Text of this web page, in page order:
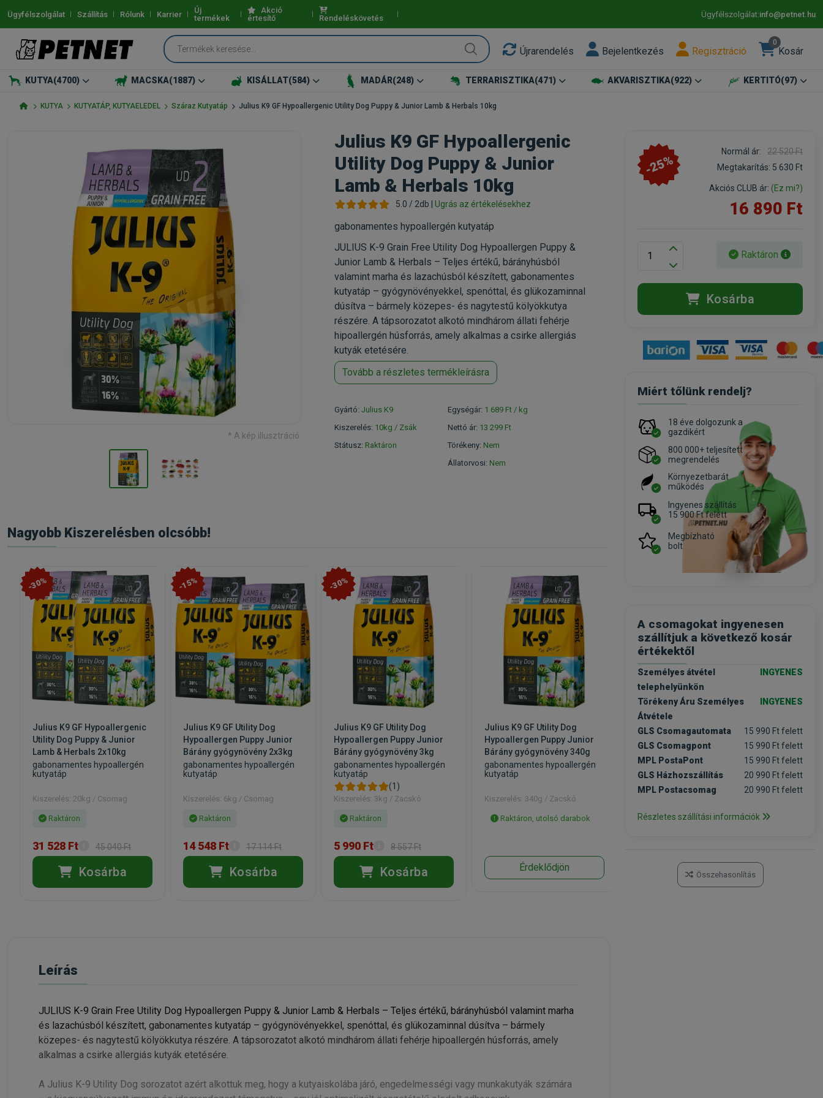
Ügyfélszolgálat Szállítás Rólunk Karrier
Új
termékek
Akció
értesítő
Rendeléskövetés Ügyfélszolgálat:info@petnet.hu
Újrarendelés Bejelentkezés Regisztráció
0
Kosár
KUTYA(4700) MACSKA(1887) KISÁLLAT(584) MADÁR(248) TERRARISZTIKA(471) AKVARISZTIKA(922) KERTITÓ(97)
KUTYA KUTYATÁP, KUTYAELEDEL Száraz Kutyatáp Julius K9 GF Hypoallergenic Utility Dog Puppy & Junior Lamb & Herbals 10kg
* A kép illusztráció.
Julius K9 GF Hypoallergenic
Utility Dog Puppy & Junior
Lamb & Herbals 10kg
5.0 / 2db | Ugrás az értékelésekhez
gabonamentes hypoallergén kutyatáp
JULIUS K-9 Grain Free Utility Dog Hypoallergen Puppy &
Junior Lamb & Herbals – Teljes értékű, bárányhúsból
valamint marha és lazachúsból készített, gabonamentes
kutyatáp – gyógynövényekkel, spenóttal, és glükozaminnal
dúsítva – bármely közepes- és nagytestű kölyökkutya
részére. A tápsorozatot alkotó mindhárom állati fehérje
hipoallergén húsforrás, amely alkalmas a csirke allergiás
kutyák etetésére.
Tovább a részletes termékleírásra
Gyártó: Julius K9
Kiszerelés: 10kg / Zsák
Státusz: Raktáron
Egységár: 1 689 Ft / kg
Nettó ár: 13 299 Ft
Törékeny: Nem
Állatorvosi: Nem
Nagyobb Kiszerelésben olcsóbb!
-30%
Julius K9 GF Hypoallergenic
Utility Dog Puppy & Junior
Lamb & Herbals 2x10kg
gabonamentes hypoallergén
kutyatáp
Kiszerelés: 20kg / Csomag
Raktáron
31 528 Ft 45 040 Ft
Kosárba
-15%
Julius K9 GF Utility Dog
Hypoallergen Puppy Junior
Bárány gyógynövény 2x3kg
gabonamentes hypoallergén
kutyatáp
Kiszerelés: 6kg / Csomag
Raktáron
14 548 Ft 17 114 Ft
Kosárba
-30%
Julius K9 GF Utility Dog
Hypoallergen Puppy Junior
Bárány gyógynövény 3kg
gabonamentes hypoallergén
kutyatáp
(1)
Kiszerelés: 3kg / Zacskó
Raktáron
5 990 Ft 8 557 Ft
Kosárba
Julius K9 GF Utility Dog
Hypoallergen Puppy Junior
Bárány gyógynövény 340g
gabonamentes hypoallergén
kutyatáp
Kiszerelés: 340g / Zacskó
Raktáron, utolsó darabok
Érdeklődjön
Leírás
JULIUS K-9 Grain Free Utility Dog Hypoallergen Puppy & Junior Lamb & Herbals – Teljes értékű, bárányhúsból valamint marha
és lazachúsból készített, gabonamentes kutyatáp – gyógynövényekkel, spenóttal, és glükozaminnal dúsítva – bármely
közepes- és nagytestű kölyökkutya részére. A tápsorozatot alkotó mindhárom állati fehérje hipoallergén húsforrás, amely
alkalmas a csirke allergiás kutyák etetésére.
A Julius K-9 Utility Dog sorozatot azért alkottuk meg, hogy a kutyaiskolába járó, engedelmességi vagy munkakutyák számára
-25%
Normál ár:
22 520 Ft
Megtakarítás: 5 630 Ft
Akciós CLUB ár: (Ez mi?)
16 890 Ft
Raktáron
Kosárba
Miért tőlünk rendelj?
18 éve dolgozunk a
gazdikért
800 000+ teljesített
megrendelés
Környezetbarát
működés
Ingyenes szállítás
15 900 Ft felett
Megbízható
bolt
A csomagokat ingyenesen
szállítjuk a következő kosár
értékektől
Személyes átvétel
telephelyünkön
INGYENES
Törékeny Áru Személyes
Átvétele
INGYENES
GLS Csomagautomata
15 990 Ft felett
GLS Csomagpont
15 990 Ft felett
MPL PostaPont
15 990 Ft felett
GLS Házhozszállítás
20 990 Ft felett
MPL Postacsomag
20 990 Ft felett
Részletes szállítási információk
Összehasonlítás